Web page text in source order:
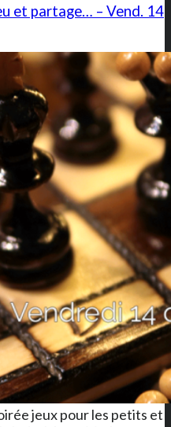
et partage… – Vend. 14
jeux pour les petits et